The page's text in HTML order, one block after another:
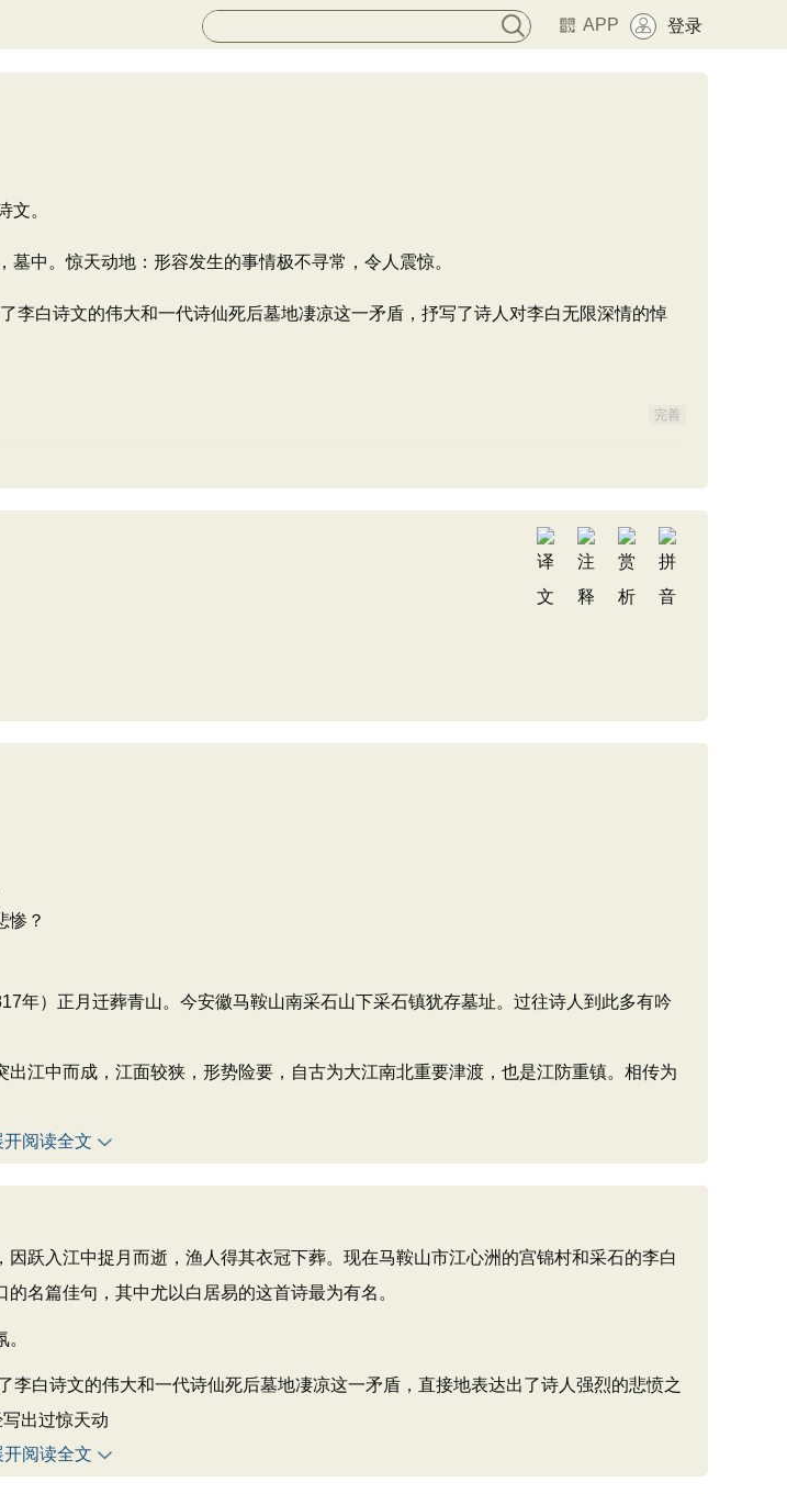
APP 登录
文。
中。惊天动地：形容发生的事情极不寻常，令人震惊。
李白诗文的伟大和一代诗仙死后墓地凄凉这一矛盾，抒写了诗人对李白无限深情的悼
完善
惨？
年）正月迁葬青山。今安徽马鞍山南采石山下采石镇犹存墓址。过往诗人到此多有吟
江中而成，江面较狭，形势险要，自古为大江南北重要津渡，也是江防重镇。相传为
开阅读全文
入江中捉月而逝，渔人得其衣冠下葬。现在马鞍山市江心洲的宫锦村和采石的李白
名篇佳句，其中尤以白居易的这首诗最为有名。
白诗文的伟大和一代诗仙死后墓地凄凉这一矛盾，直接地表达出了诗人强烈的悲愤之
出过惊天动
开阅读全文